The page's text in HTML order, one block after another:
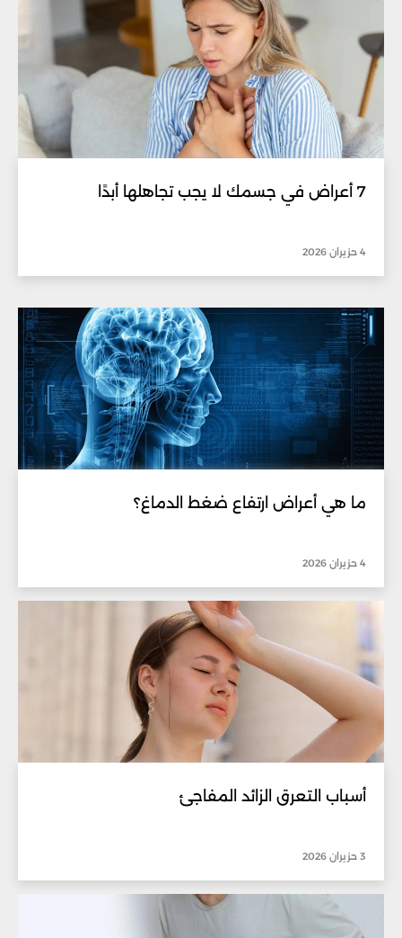
7 أعراض في جسمك لا يجب تجاهلها أبدًا
4 حزيران 2026
ما هي أعراض ارتفاع ضغط الدماغ؟
4 حزيران 2026
أسباب التعرق الزائد المفاجئ
3 حزيران 2026